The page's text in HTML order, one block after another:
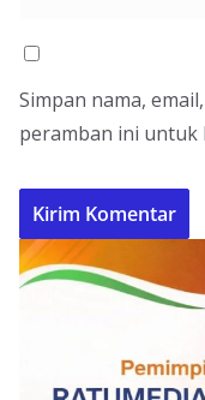
Simpan nama,
peramban ini untuk